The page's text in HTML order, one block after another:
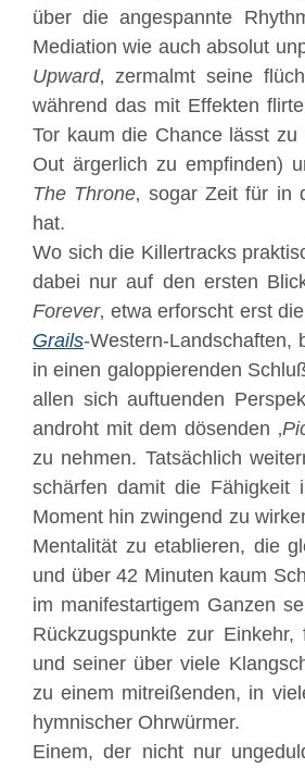
über die angespannte
Mediation wie auch absolut
Upward‚ zermalmt seine
während das mit Effekten
Tor kaum die Chance lässt
Out ärgerlich zu empfinden)
The Throne‚ sogar Zeit für in
hat.
Wo sich die Killertracks
dabei nur auf den ersten
Forever‚ etwa erforscht erst
Grails-Western-Landschaften,
in einen galoppierenden
allen sich auftuenden
androht mit dem dösenden ‚
zu nehmen. Tatsächlich
schärfen damit die Fähigkeit
Moment hin zwingend zu
Mentalität zu etablieren, die
und über 42 Minuten kaum
im manifestartigem Ganzen
Rückzugspunkte zur
und seiner über viele
zu einem mitreißenden, in
hymnischer Ohrwürmer.
Einem, der nicht nur